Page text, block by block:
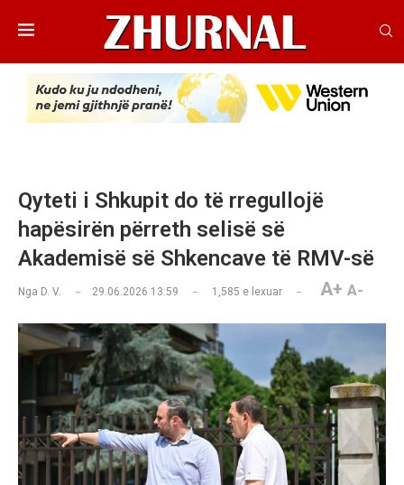
Qyteti i Shkupit do të rregullojë
hapësirën përreth selisë së
Akademisë së Shkencave të RMV-së
Nga D. V. 29.06.2026 13:59 1,585 e lexuar A+ A-